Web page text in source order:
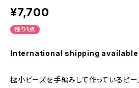
¥7,700
残り1点
International shipping available
極小ビーズを手編みして作っているビー